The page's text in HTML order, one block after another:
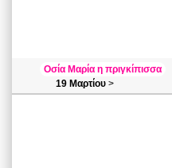
Οσία Μαρία η πριγκίπισσα
19 Μαρτίου >